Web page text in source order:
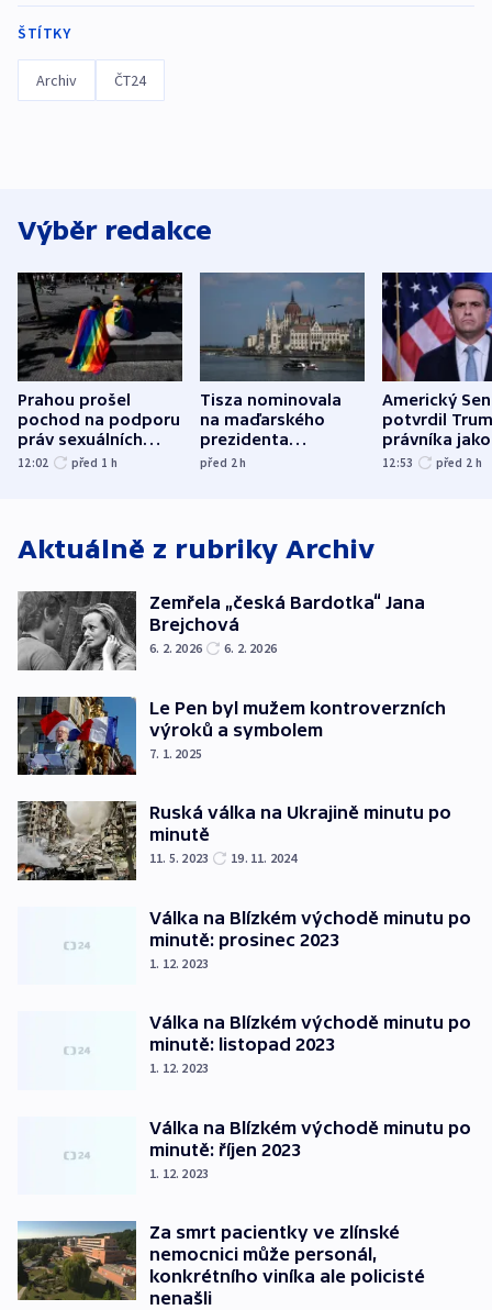
ŠTÍTKY
Archiv ČT24
Výběr redakce
Prahou prošel
pochod na podporu
práv sexuálních
menšin
12:02 před 1 h
Tisza nominovala
na maďarského
prezidenta
bývalého šéfa
před 2h
Americký
potvrdil
právníka jako
ministra
12:53 před 2 h
Aktuálně z rubriky Archiv
Zemřela „česká Bardotka“ Jana
Brejchová
6. 2. 2026 6. 2. 2026
Le Pen byl mužem kontroverzních
výroků a symbolem
7. 1. 2025
Ruská válka na Ukrajině minutu po
minutě
11. 5. 2023 19. 11. 2024
Válka na Blízkém východě minutu po
minutě: prosinec 2023
1. 12. 2023
Válka na Blízkém východě minutu po
minutě: listopad 2023
1. 12. 2023
Válka na Blízkém východě minutu po
minutě: říjen 2023
1. 12. 2023
Za smrt pacientky ve zlínské
nemocnici může personál,
konkrétního viníka ale policisté
nenašli